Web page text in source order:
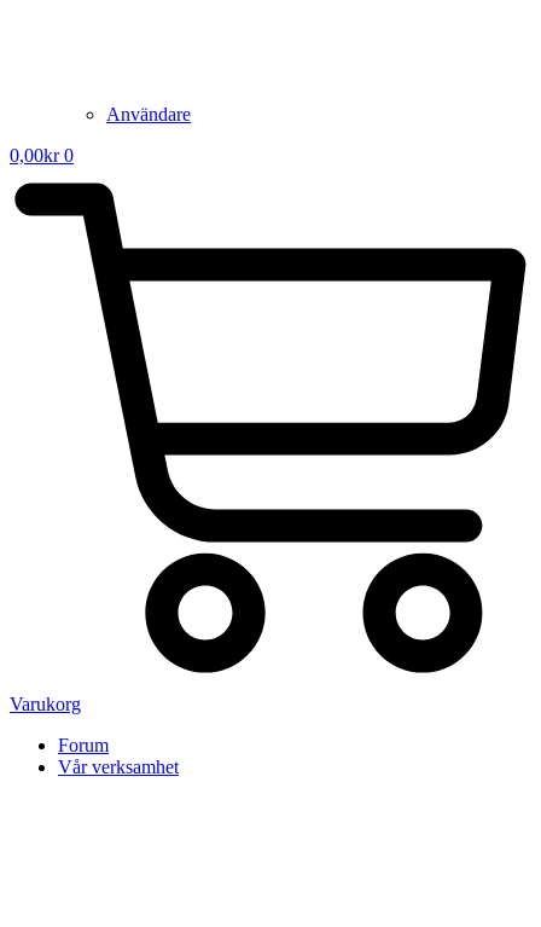
Användare
0,00kr 0
Varukorg
Forum
Vår verksamhet